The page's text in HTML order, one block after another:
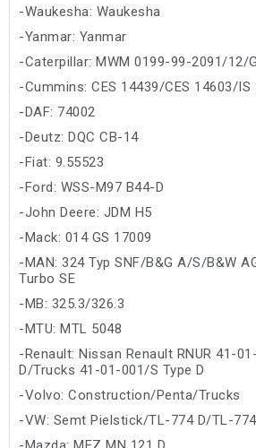
-Waukesha: Waukesha
-Yanmar: Yanmar
-Caterpillar: MWM 0199-99-2091/12/
-Cummins: CES 14439/CES 14603/
-DAF: 74002
-Deutz: DQC CB-14
-Fiat: 9.55523
-Ford: WSS-M97 B44-D
-John Deere: JDM H5
-Mack: 014 GS 17009
-MAN: 324 Typ SNF/B&G A/S/B&W
Turbo SE
-MB: 325.3/326.3
-MTU: MTL 5048
-Renault: Nissan Renault RNUR 41-
D/Trucks 41-01-001/S Type D
-Volvo: Construction/Penta/Trucks
-VW: Semt Pielstick/TL-774 D/TL-